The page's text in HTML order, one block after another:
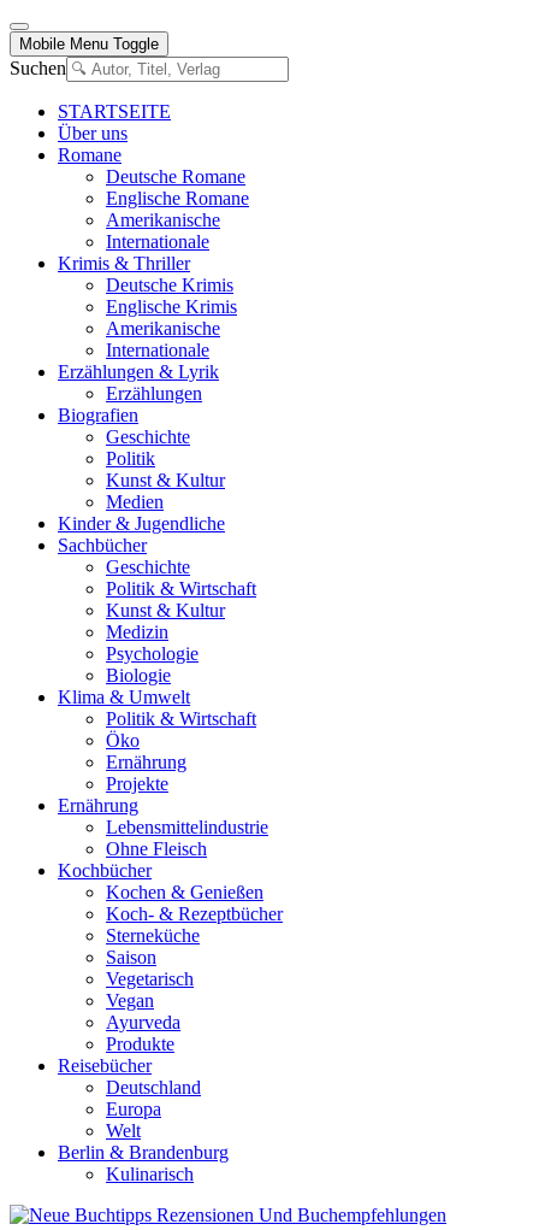
Mobile Menu Toggle
Suchen
STARTSEITE
Über uns
Romane
Deutsche Romane
Englische Romane
Amerikanische
Internationale
Krimis & Thriller
Deutsche Krimis
Englische Krimis
Amerikanische
Internationale
Erzählungen & Lyrik
Erzählungen
Biografien
Geschichte
Politik
Kunst & Kultur
Medien
Kinder & Jugendliche
Sachbücher
Geschichte
Politik & Wirtschaft
Kunst & Kultur
Medizin
Psychologie
Biologie
Klima & Umwelt
Politik & Wirtschaft
Öko
Ernährung
Projekte
Ernährung
Lebensmittelindustrie
Ohne Fleisch
Kochbücher
Kochen & Genießen
Koch- & Rezeptbücher
Sterneküche
Saison
Vegetarisch
Vegan
Ayurveda
Produkte
Reisebücher
Deutschland
Europa
Welt
Berlin & Brandenburg
Kulinarisch